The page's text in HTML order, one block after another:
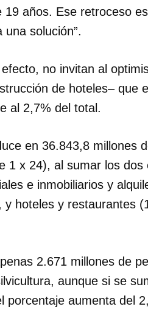
años. Ese retroceso
solución”.
no invitan al
de hoteles– que
al 2,7% del total.
en 36.843,8 millones
1 x 24), al sumar los
e inmobiliarios y
y hoteles y restaurantes
2.671 millones de
aunque si se
porcentaje aumenta del